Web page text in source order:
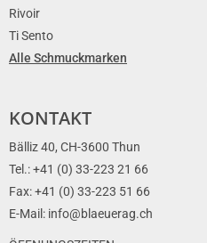
Rivoir
Ti Sento
Alle Schmuckmarken
KONTAKT
Bälliz 40, CH-3600 Thun
Tel.: +41 (0) 33-223 21 66
Fax: +41 (0) 33-223 51 66
E-Mail: info@blaeuerag.ch